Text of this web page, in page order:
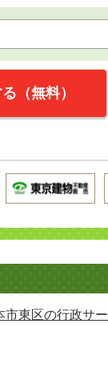
（無料）
市東区の行政サ